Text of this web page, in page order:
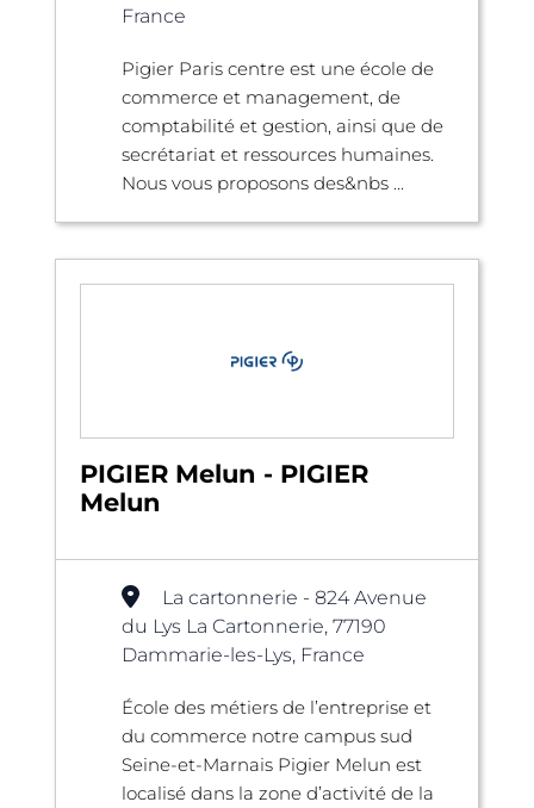
France
Pigier Paris centre est une école de
commerce et management, de
comptabilité et gestion, ainsi que de
secrétariat et ressources humaines.
Nous vous proposons des&nbs ...
PIGIER Melun - PIGIER
Melun
La cartonnerie - 824 Avenue
du Lys La Cartonnerie, 77190
Dammarie-les-Lys, France
École des métiers de l’entreprise et
du commerce notre campus sud
Seine-et-Marnais Pigier Melun est
localisé dans la zone d’activité de la